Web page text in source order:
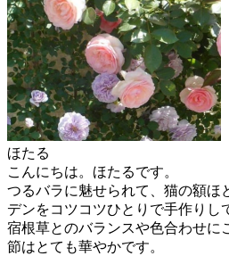
ほたる
こんにちは。ほたるです。
つるバラに魅せられて、猫の額ほ
デンをコツコツひとりで手作りし
宿根草とのバランスや色合わせに
節はとても華やかです。